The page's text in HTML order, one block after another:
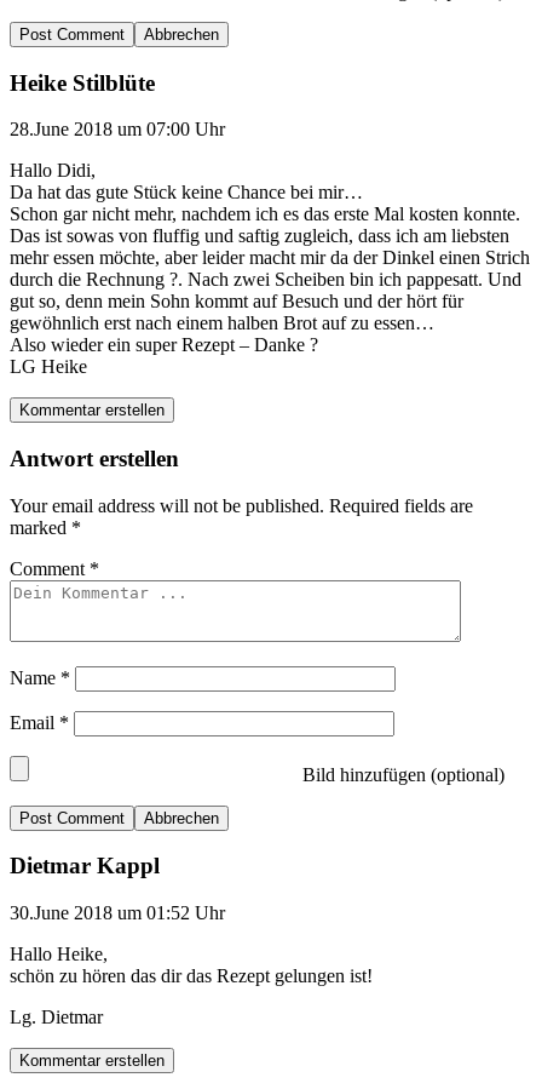
Abbrechen
Heike Stilblüte
28.June 2018 um 07:00 Uhr
Hallo Didi,
Da hat das gute Stück keine Chance bei mir…
Schon gar nicht mehr, nachdem ich es das erste Mal kosten konnte.
Das ist sowas von fluffig und saftig zugleich, dass ich am liebsten
mehr essen möchte, aber leider macht mir da der Dinkel einen Strich
durch die Rechnung ?. Nach zwei Scheiben bin ich pappesatt. Und
gut so, denn mein Sohn kommt auf Besuch und der hört für
gewöhnlich erst nach einem halben Brot auf zu essen…
Also wieder ein super Rezept – Danke ?
LG Heike
Kommentar erstellen
Antwort erstellen
Your email address will not be published. Required fields are
marked *
Comment *
Name *
Email *
Bild hinzufügen (optional)
Abbrechen
Dietmar Kappl
30.June 2018 um 01:52 Uhr
Hallo Heike,
schön zu hören das dir das Rezept gelungen ist!
Lg. Dietmar
Kommentar erstellen